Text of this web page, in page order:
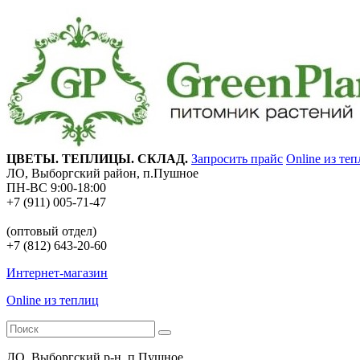
ЦВЕТЫ. ТЕПЛИЦЫ. СКЛАД. Запросить прайс Online из
ЛО, Выборгский район, п.Пушное
ПН-ВС 9:00-18:00
+7 (911) 005-71-47
(оптовый отдел)
+7 (812) 643-20-60
Интернет-магазин
Online из теплиц
ЛО, Выборгский р-н, п.Пушное